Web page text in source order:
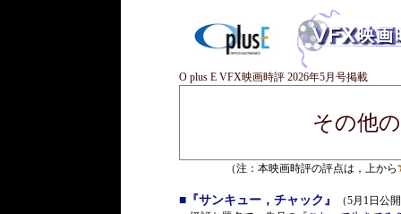
O plus E VFX映画時評 2026年5月号掲載
その他
（注：本映画時評の評点は，上から
■『サンキュー，チャック』
（5月1日公